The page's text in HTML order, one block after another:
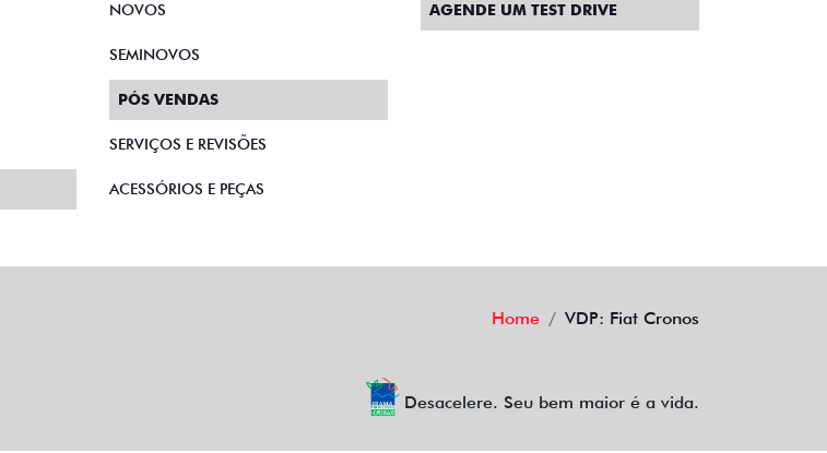
NOVOS
SEMINOVOS
PÓS VENDAS
SERVIÇOS E REVISÕES
ACESSÓRIOS E PEÇAS
AGENDE UM TEST DRIVE
Home VDP: Fiat Cronos
Desacelere. Seu bem maior é a vida.